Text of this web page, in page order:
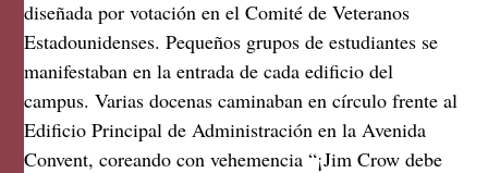
diseñada por votación en el Comité de Veteranos
Estadounidenses. Pequeños grupos de estudiantes se
manifestaban en la entrada de cada edificio del
campus. Varias docenas caminaban en círculo frente al
Edificio Principal de Administración en la Avenida
Convent, coreando con vehemencia “¡Jim Crow debe